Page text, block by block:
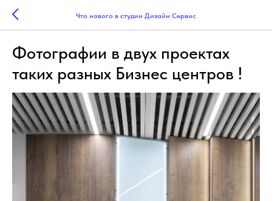
Что нового в студии Дизайн Сервис
Фотографии в двух проектах
таких разных Бизнес центров !